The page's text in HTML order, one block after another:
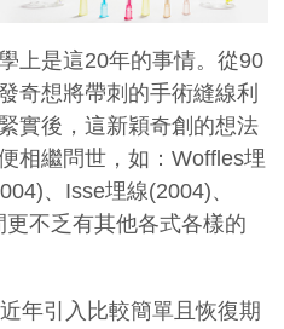
上是這20年的事情。從90
奇想將帶刺的手術縫線利
實後，這新穎奇創的想法
相繼問世，如：Woffles埋
、 Isse埋線(2004)、
不乏有其他各式各樣的
年引入比較簡單且恢復期